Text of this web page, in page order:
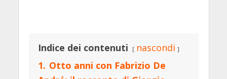
Indice dei contenuti
nascondi
1. Otto anni con Fabrizio De